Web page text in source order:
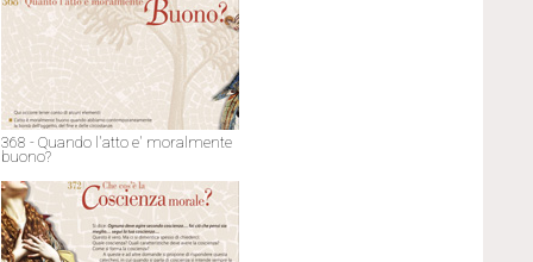
368 - Quando l'atto e' moralmente
buono?